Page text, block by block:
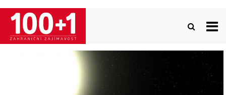
Přejít
hlavnímu
obsahu